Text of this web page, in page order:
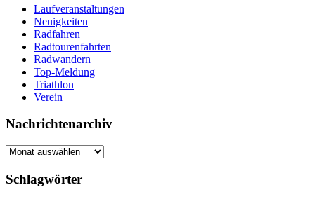
Laufveranstaltungen
Neuigkeiten
Radfahren
Radtourenfahrten
Radwandern
Top-Meldung
Triathlon
Verein
Nachrichtenarchiv
Nachrichtenarchiv
Schlagwörter